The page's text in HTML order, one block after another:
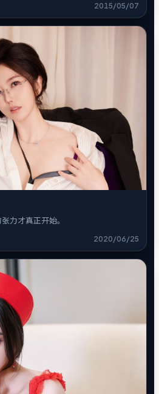
2015/05/07
力才真正开始。
2020/06/25